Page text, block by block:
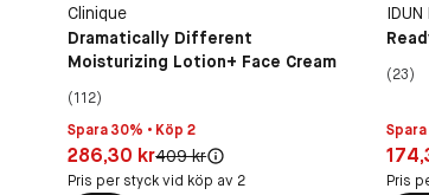
Clinique
Dramatically Different
Moisturizing Lotion+ Face Cream
(112)
Spara 30% • Köp 2
Pris: 286,30 kr
286,30 krOriginal pris:
409 kr
Pris per styck vid köp av 2
(23)
Pris:
Pris